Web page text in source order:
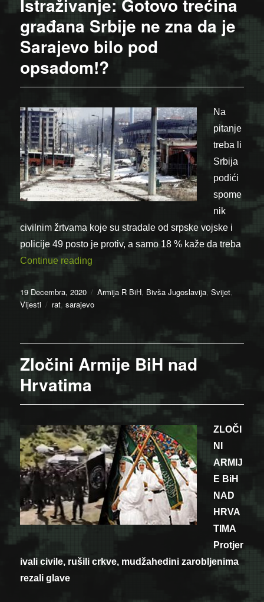
Istraživanje: Gotovo trećina
građana Srbije ne zna da je
Sarajevo bilo pod
opsadom!?
Na
pitanje
treba li
Srbija
podići
spome
nik
civilnim žrtvama koje su stradale od srpske vojske i
policije 49 posto je protiv, a samo 18 % kaže da treba
Continue reading
Posted
on
19 Decembra, 2020 Categories
Armija R BiH, Bivša Jugoslavija,Svijet,
Vijesti
Tags
rat,sarajevo
Zločini Armije BiH nad
Hrvatima
ZLOČI
NI
ARMIJ
E BiH
NAD
HRVA
TIMA
Protjer
ivali civile, rušili crkve, mudžahedini zarobljenima
rezali glave